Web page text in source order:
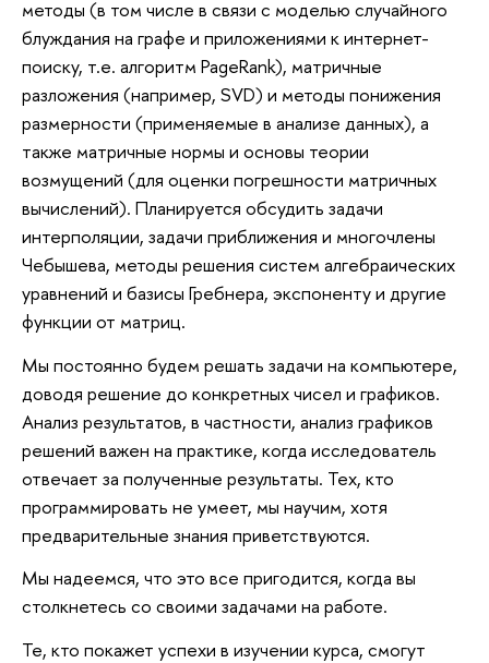
методы (в том числе в связи с моделью случайного
блуждания на графе и приложениями к интернет-
поиску, т.е. алгоритм PageRank), матричные
разложения (например, SVD) и методы понижения
размерности (применяемые в анализе данных), а
также матричные нормы и основы теории
возмущений (для оценки погрешности матричных
вычислений). Планируется обсудить задачи
интерполяции, задачи приближения и многочлены
Чебышева, методы решения систем алгебраических
уравнений и базисы Гребнера, экспоненту и другие
функции от матриц.
Мы постоянно будем решать задачи на компьютере,
доводя решение до конкретных чисел и графиков.
Анализ результатов, в частности, анализ графиков
решений важен на практике, когда исследователь
отвечает за полученные результаты. Тех, кто
программировать не умеет, мы научим, хотя
предварительные знания приветствуются.
Мы надеемся, что это все пригодится, когда вы
столкнетесь со своими задачами на работе.
Те, кто покажет успехи в изучении курса, смогут